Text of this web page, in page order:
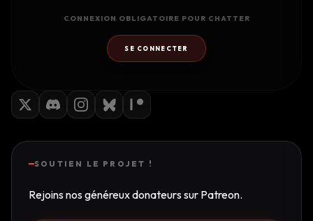
CONNEXION OBLIGATOIRE POUR CHATTER
SE CONNECTER
SOUTIEN LE PROJET !
Rejoins nos généreux donateurs sur Patreon.